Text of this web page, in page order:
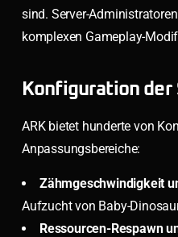
sind. Server-
komplexen Gameplay-
Konfiguration
ARK bietet hunderte von
Anpassungsbereiche:
Zähmgeschwindigkeit
Aufzucht von Baby-
Ressourcen-Respawn